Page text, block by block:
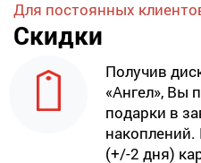
Для постоянных
Скидки
Получив
«Ангел», Вы
подарки в
(+/-2 дня)